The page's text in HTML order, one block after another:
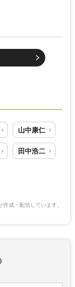
山中康仁
田中浩二
成・配信しています。